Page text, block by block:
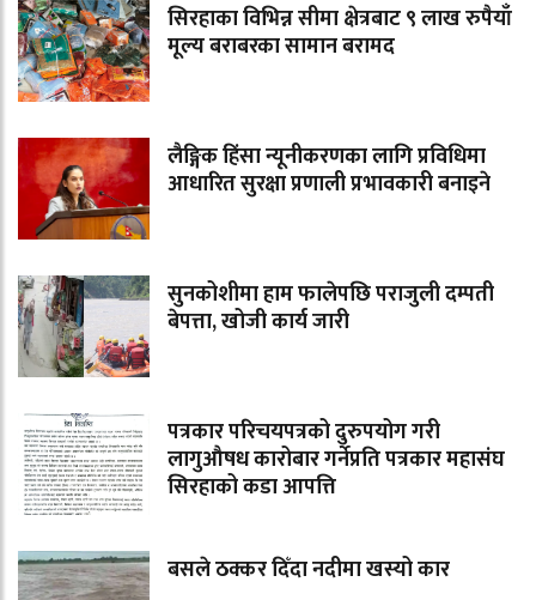
सिरहाका विभिन्न सीमा क्षेत्रबाट ९ लाख रुपैयाँ
मूल्य बराबरका सामान बरामद
लैङ्गिक हिंसा न्यूनीकरणका लागि प्रविधिमा
आधारित सुरक्षा प्रणाली प्रभावकारी बनाइने
सुनकोशीमा हाम फालेपछि पराजुली दम्पती
बेपत्ता, खोजी कार्य जारी
पत्रकार परिचयपत्रको दुरुपयोग गरी
लागुऔषध कारोबार गर्नेप्रति पत्रकार महासंघ
सिरहाको कडा आपत्ति
बसले ठक्कर दिँदा नदीमा खस्यो कार